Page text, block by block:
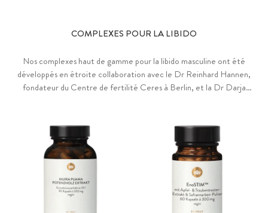
COMPLEXES POUR LA LIBIDO
Nos complexes haut de gamme pour la libido masculine ont été
développés en étroite collaboration avec le Dr Reinhard Hannen,
fondateur du Centre de fertilité Ceres à Berlin, et la Dr Darja
maintien du taux de testostérone dans le sang, mais aussi du sélénium
pour une spermatogénèse normale, de la vitamine B6 pour la
régulation de l'activité hormonale et du magnésium pour les
fonctions psychologiques. Le tout est intégré au sein d'une matrice
de substances végétales d'une grande richesse, avec des champignons
médicinaux et différents acides aminés, tels que la racine de
salsepareille, les graines de fenugrec, l'ortie, la L-arginine et la